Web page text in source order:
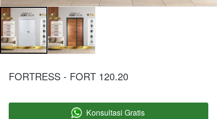
FORTRESS - FORT 120.20
` Konsultasi Gratis